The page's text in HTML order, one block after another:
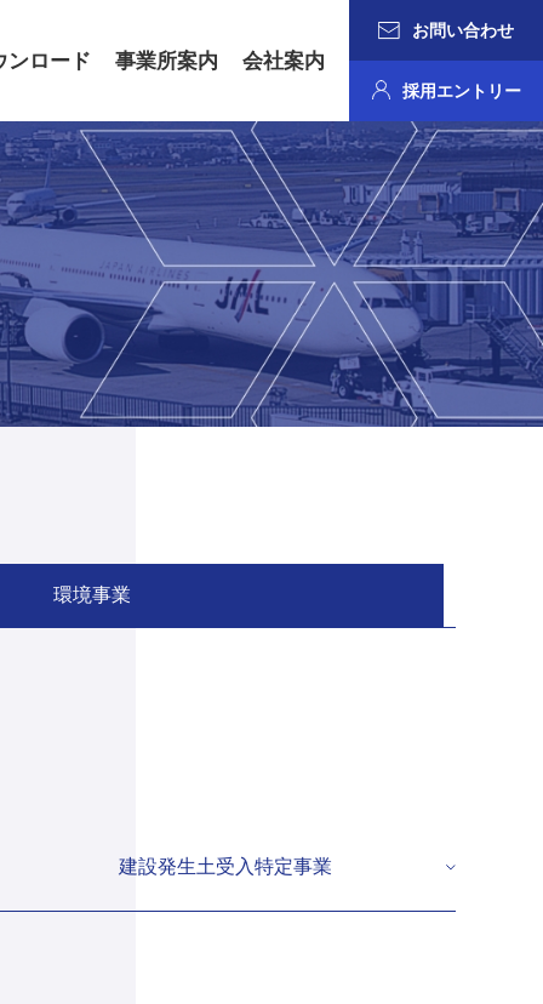
ンロード 事業所案内 会社案内
お問い合わせ
採用エントリー
環境事業
建設発生土受入特定事業